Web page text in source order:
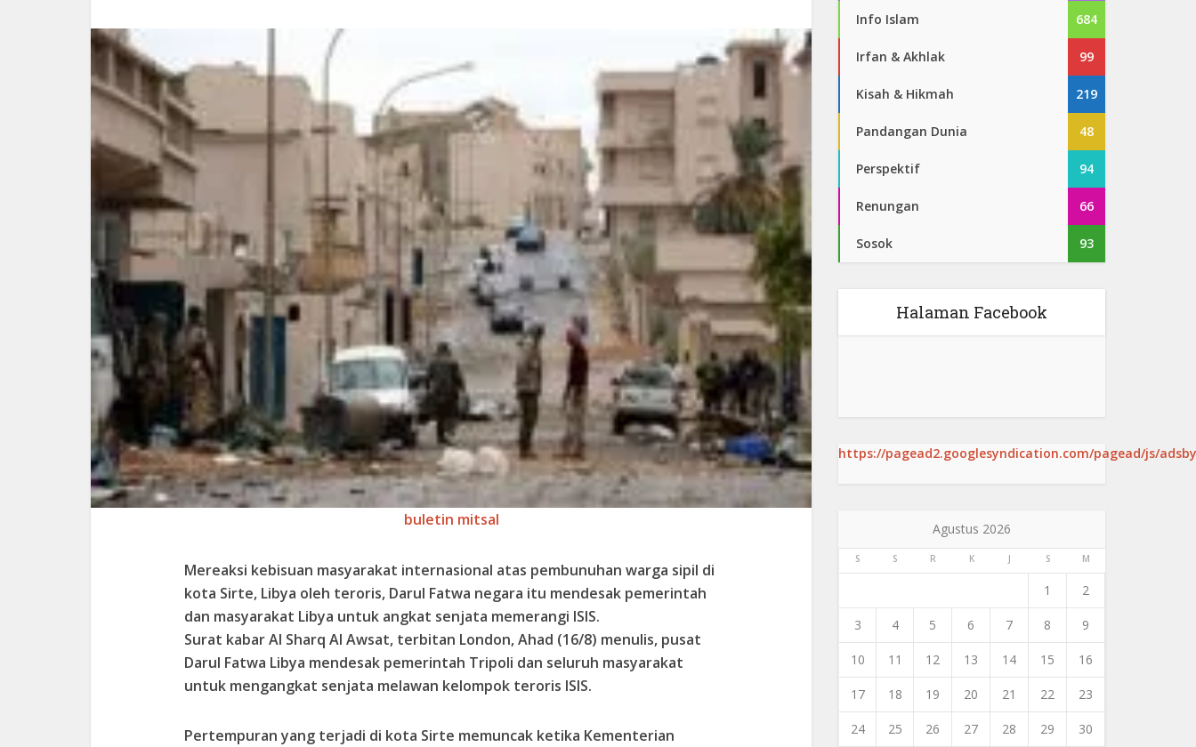
buletin mitsal
Mereaksi kebisuan masyarakat internasional atas pembunuhan warga sipil di
kota Sirte, Libya oleh teroris, Darul Fatwa negara itu mendesak pemerintah
dan masyarakat Libya untuk angkat senjata memerangi ISIS.
Surat kabar Al Sharq Al Awsat, terbitan London, Ahad (16/8) menulis, pusat
Darul Fatwa Libya mendesak pemerintah Tripoli dan seluruh masyarakat
untuk mengangkat senjata melawan kelompok teroris ISIS.
Pertempuran yang terjadi di kota Sirte memuncak ketika Kementerian
Info Islam 684
Irfan & Akhlak 99
Kisah & Hikmah 219
Pandangan Dunia 48
Perspektif 94
Renungan 66
Sosok 93
Halaman Facebook
https://pagead2.googlesyndication.com/pagead/js/
Agustus 2026
S S R K J S M
1 2
3 4 5 6 7 8 9
10 11 12 13 14 15 16
17 18 19 20 21 22 23
24 25 26 27 28 29 30